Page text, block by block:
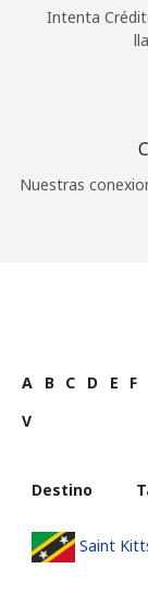
Intenta
Nuestras
A B C D E F
V
Destino
Saint